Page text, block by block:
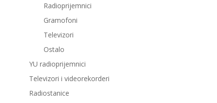
Radioprijemnici
Gramofoni
Televizori
Ostalo
YU radioprijemnici
Televizori i videorekorderi
Radiostanice